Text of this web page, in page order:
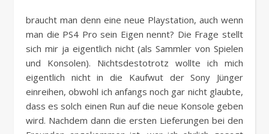
braucht man denn eine neue Playstation, auch wenn
man die PS4 Pro sein Eigen nennt? Die Frage stellt
sich mir ja eigentlich nicht (als Sammler von Spielen
und Konsolen). Nichtsdestotrotz wollte ich mich
eigentlich nicht in die Kaufwut der Sony Jünger
einreihen, obwohl ich anfangs noch gar nicht glaubte,
dass es solch einen Run auf die neue Konsole geben
wird. Nachdem dann die ersten Lieferungen bei den